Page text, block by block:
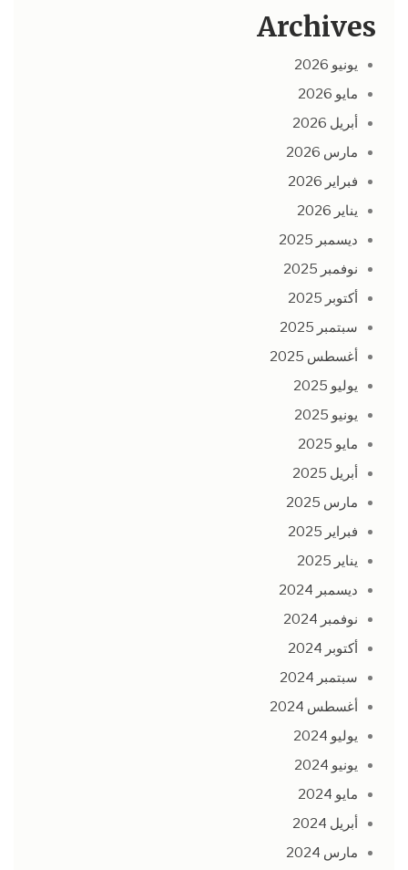
Archives
يونيو 2026
مايو 2026
أبريل 2026
مارس 2026
فبراير 2026
يناير 2026
ديسمبر 2025
نوفمبر 2025
أكتوبر 2025
سبتمبر 2025
أغسطس 2025
يوليو 2025
يونيو 2025
مايو 2025
أبريل 2025
مارس 2025
فبراير 2025
يناير 2025
ديسمبر 2024
نوفمبر 2024
أكتوبر 2024
سبتمبر 2024
أغسطس 2024
يوليو 2024
يونيو 2024
مايو 2024
أبريل 2024
مارس 2024